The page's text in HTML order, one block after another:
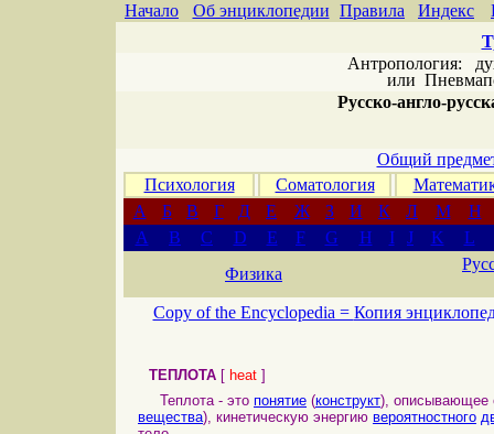
Начало Об энциклопедии Правила Индекс
Антропология:
или
Русско-англо-
Общий
Психология
Соматология
А
Б В Г Д Е Ж З И К Л М
Н
A
B C D E F G H I J K
L
Физика
Copy of the Encyclopedia = Копия
ТЕПЛОТА [ heat ]
Теплота - это понятие (конструкт), описывающее
вещества), кинетическую энергию вероятностного